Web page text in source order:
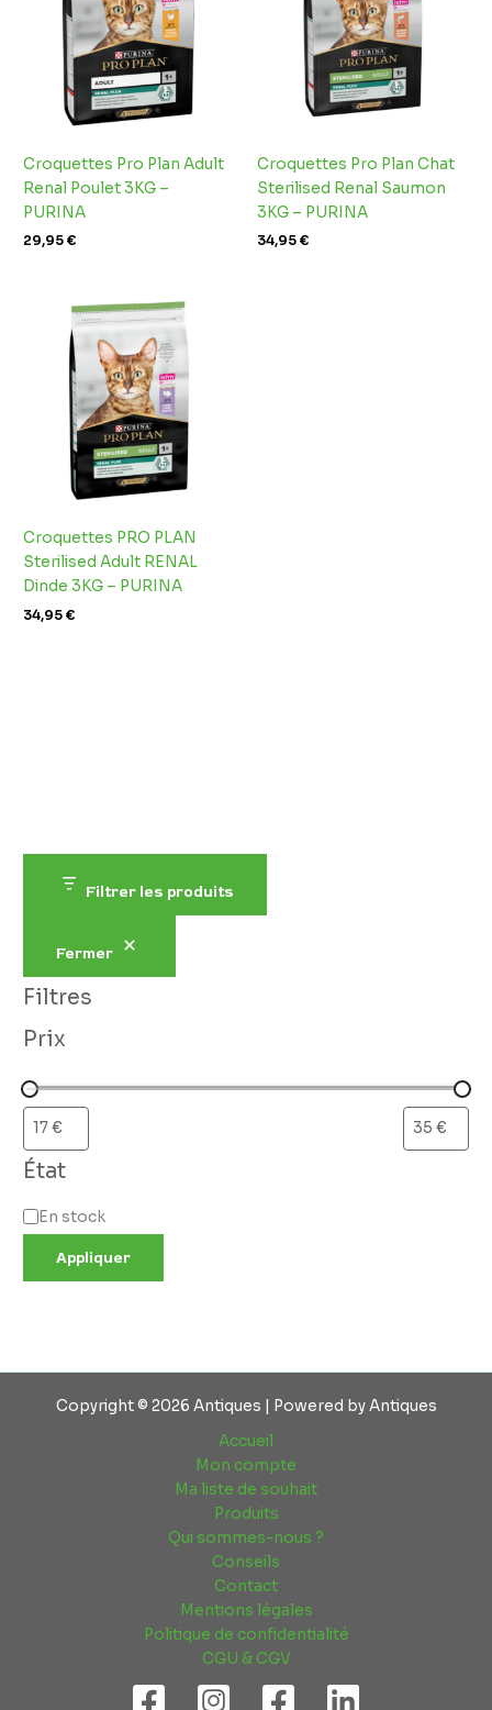
Filtrer les produits
Fermer
Filtres
Prix
État
En stock
Appliquer
Croquettes Pro Plan Adult
Renal Poulet 3KG –
PURINA
29,95€
Croquettes Pro Plan Chat
Sterilised Renal Saumon
3KG – PURINA
34,95€
Croquettes PRO PLAN
Sterilised Adult RENAL
Dinde 3KG – PURINA
34,95€
Copyright © 2026 Antiques | Powered by Antiques
Accueil
Mon compte
Ma liste de souhait
Produits
Qui sommes-nous ?
Conseils
Contact
Mentions légales
Politique de confidentialité
CGU & CGV